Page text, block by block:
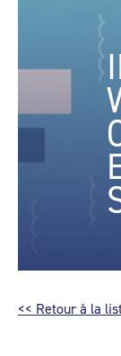
<< Retour à la